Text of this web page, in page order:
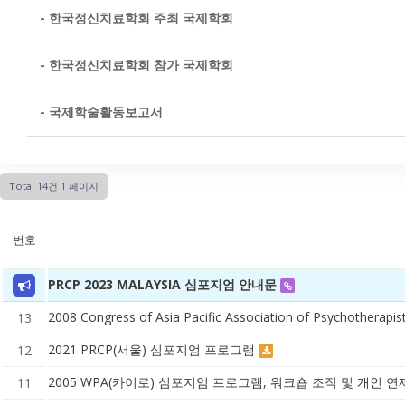
- 한국정신치료학회 주최 국제학회
- 한국정신치료학회 참가 국제학회
- 국제학술활동보고서
Total 14건 1 페이지
번호
PRCP 2023 MALAYSIA 심포지엄 안내문
13
2008 Congress of Asia Pacific Association of
12
2021 PRCP(서울) 심포지엄 프로그램
11
2005 WPA(카이로) 심포지엄 프로그램, 워크숍 조직 및 개인 연